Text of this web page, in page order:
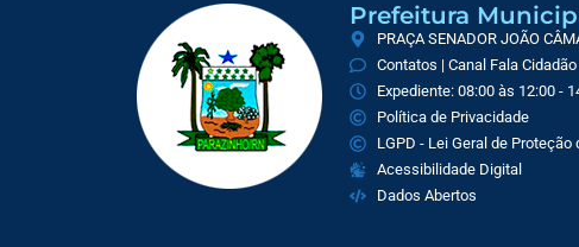
Prefeitura
PRAÇA SENADOR JOÃO
Contatos | Canal Fala
Expediente: 08:00 às 12:00 -
Política de Privacidade
LGPD - Lei Geral de Proteção
Acessibilidade Digital
Dados Abertos